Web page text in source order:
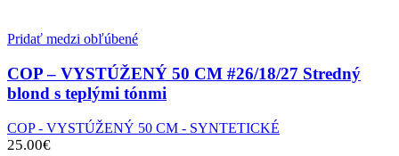
Pridať medzi obľúbené
COP – VYSTÚŽENÝ 50 CM #26/18/27 Stredný
blond s teplými tónmi
COP - VYSTÚŽENÝ 50 CM - SYNTETICKÉ
25.00€